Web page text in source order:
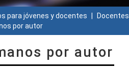
para jóvenes y docentes
Docentes
por autor
por autor